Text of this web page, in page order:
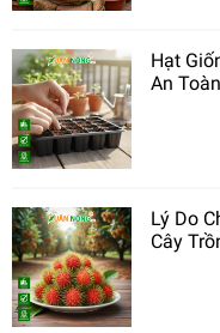
Hạt
An
Lý Do
Cây